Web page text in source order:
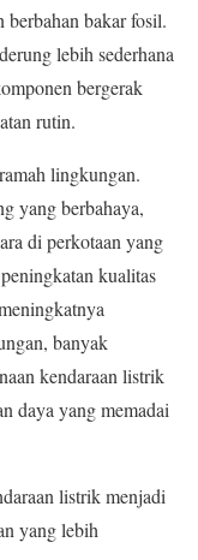
bakar fosil.
lebih sederhana
bergerak
rutin.
lingkungan.
yang berbahaya,
di perkotaan yang
kualitas
banyak
kendaraan listrik
daya yang memadai
listrik menjadi
yang lebih